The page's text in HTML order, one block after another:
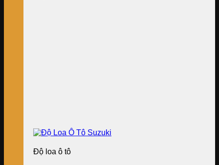
Độ loa ô tô